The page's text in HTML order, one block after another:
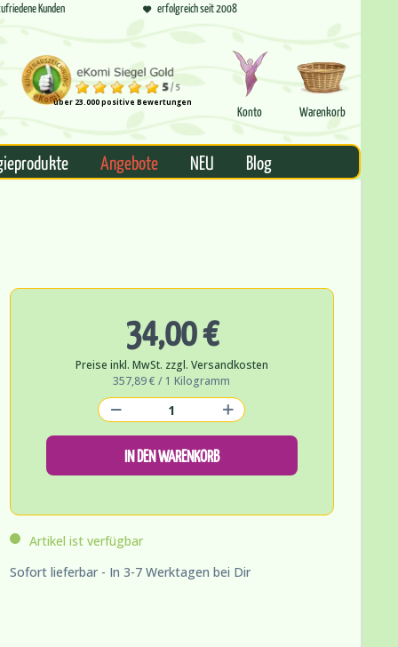
Kunden erfolgreich seit 2008
über 23.000 positive Bewertungen
Konto Warenkorb
Angebote NEU Blog
34,00 €
Preise inkl. MwSt. zzgl. Versandkosten
357,89 € / 1 Kilogramm
IN DEN WARENKORB
Artikel ist verfügbar
Sofort lieferbar - In 3-7 Werktagen bei Dir